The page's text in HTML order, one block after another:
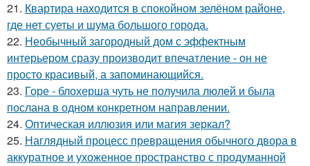
21. Квартира находится в спокойном зелёном районе,
где нет суеты и шума большого города.
22. Необычный загородный дом с эффектным
интерьером сразу производит впечатление - он не
просто красивый, а запоминающийся.
23. Горе - блохерша чуть не получила люлей и была
послана в одном конкретном направлении.
24. Оптическая иллюзия или магия зеркал?
25. Наглядный процесс превращения обычного двора в
аккуратное и ухоженное пространство с продуманной